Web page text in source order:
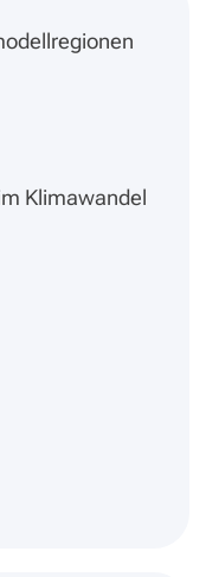
Klimawandel